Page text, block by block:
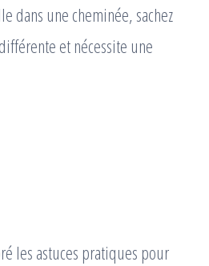
dans une cheminée, sachez
et nécessite une
les astuces pratiques pour